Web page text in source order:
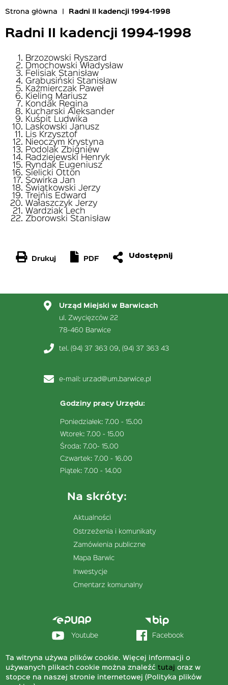
Ta witryna używa plików cookie. Więcej informacji o
używanych plikach cookie można znaleźćtutaj oraz w
stopce na naszej stronie internetowej (Polityka plików
nawigacyjna
Strona główna Radni II kadencji 1994-1998
Radni II kadencji 1994-1998
Brzozowski Ryszard
Dmochowski Władysław
Felisiak Stanisław
Grabusiński Stanisław
Kaźmierczak Paweł
Kieling Mariusz
Kondak Regina
Kucharski Aleksander
Kuśpit Ludwika
Laskowski Janusz
Lis Krzysztof
Nieoczym Krystyna
Podolak Zbigniew
Radziejewski Henryk
Ryndak Eugeniusz
Sielicki Otton
Sowirka Jan
Świątkowski Jerzy
Trejnis Edward
Wałaszczyk Jerzy
Wardziak Lech
Zborowski Stanisław
Drukuj PDF
Urząd Miejski w Barwicach
ul. Zwycięzców 22
78-460 Barwice
tel. (94) 37 363 09, (94) 37 363 43
e-mail: urzad@um.barwice.pl
Godziny pracy Urzędu:
Poniedziałek: 7.00 - 15.00
Wtorek: 7.00 - 15.00
Środa: 7.00- 15.00
Czwartek: 7.00 - 16.00
Piątek: 7.00 - 14.00
Na skróty:
Aktualności
Ostrzeżenia i komunikaty
Zamówienia publiczne
Mapa Barwic
Inwestycje
Cmentarz komunalny
stopka
sekcja
Youtube Facebook
© 2020 Urząd Miejski w Barwicach
Menu
Deklaracja dostępności